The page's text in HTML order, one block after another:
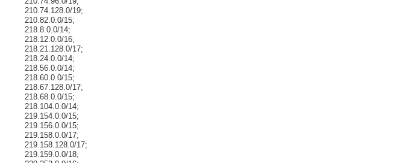
210.74.128.0/19;
210.82.0.0/15;
218.8.0.0/14;
218.12.0.0/16;
218.21.128.0/17;
218.24.0.0/14;
218.56.0.0/14;
218.60.0.0/15;
218.67.128.0/17;
218.68.0.0/15;
218.104.0.0/14;
219.154.0.0/15;
219.156.0.0/15;
219.158.0.0/17;
219.158.128.0/17;
219.159.0.0/18;